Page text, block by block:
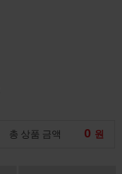
총 상품 금액 0 원